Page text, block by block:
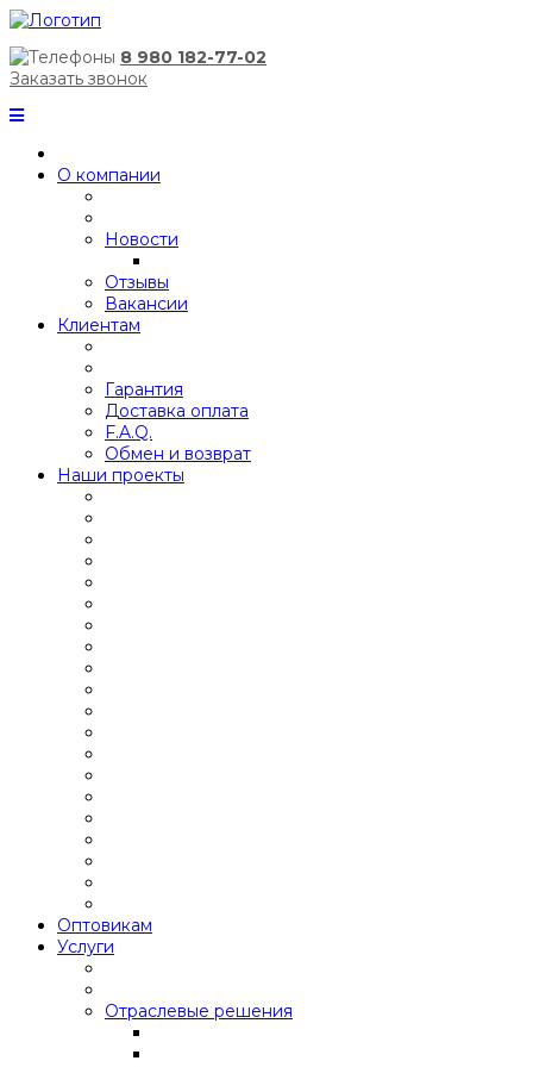
8 980 182-77-02
Заказать звонок
О компании
Новости
Отзывы
Вакансии
Клиентам
Гарантия
Доставка оплата
F.A.Q.
Обмен и возврат
Наши проекты
Оптовикам
Услуги
Отраслевые решения